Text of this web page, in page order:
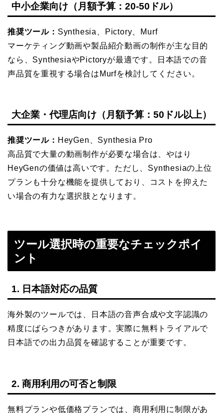
中小企業向け（月額予算：20-50ドル）
推奨ツール： Synthesia、Pictory、Murf
マーケティング動画や製品紹介動画の制作が主な目的
なら、SynthesiaやPictoryが最適です。日本語での音
声品質を重視する場合はMurfを検討してください。
大企業・代理店向け（月額予算：50ドル以上）
推奨ツール： HeyGen、Synthesia Pro
高品質で大量の動画制作が必要な場合は、やはり
HeyGenの価値は高いです。ただし、Synthesiaの上位
プランも十分な機能を提供しており、コストを抑えた
い場合の有力な選択肢となります。
ツール選択時の重要なチェックポイ
ント
1. 日本語対応の品質
海外製のツールでは、日本語の音声合成や文字認識の
精度にばらつきがあります。実際に無料トライアルで
日本語での出力品質を確認することが重要です。
2. 商用利用の可否と制限
無料プランや低価格プランでは、商用利用に制限があ